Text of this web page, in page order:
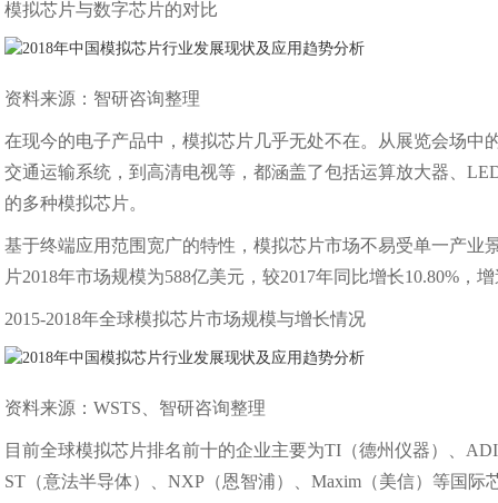
模拟芯片与数字芯片的对比
资料来源：智研咨询整理
在现今的电子产品中，模拟芯片几乎无处不在。从展览会场
交通运输系统，到高清电视等，都涵盖了包括运算放大器、
的多种模拟芯片。
基于终端应用范围宽广的特性，模拟芯片市场不易受单一产业
片2018年市场规模为588亿美元，较2017年同比增长10.80%
2015-2018年全球模拟芯片市场规模与增长情况
资料来源：WSTS、智研咨询整理
目前全球模拟芯片排名前十的企业主要为TI（德州仪器）、
ST（意法半导体）、NXP（恩智浦）、Maxim（美信）等国际